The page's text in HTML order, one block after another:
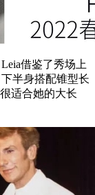
借鉴了秀场上
半身搭配锥型长
适合她的大长